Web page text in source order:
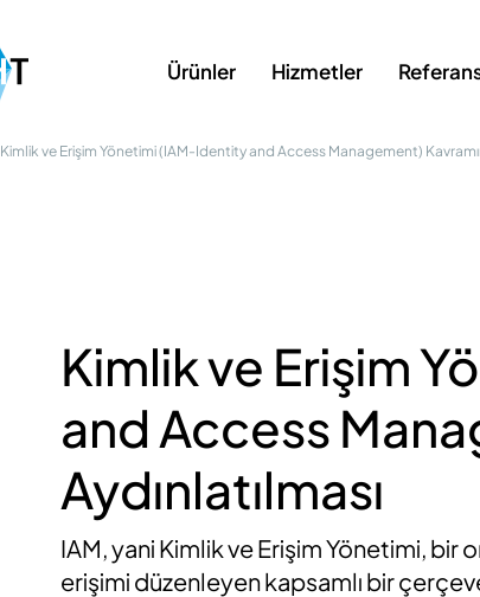
Ürünler Hizmetler
Kimlik ve Erişim Yönetimi (IAM-Identity and Access Management)
Kimlik ve Erişim
and Access
Aydınlatılması
IAM, yani Kimlik ve Erişim Yönetimi, bir
erişimi düzenleyen kapsamlı bir